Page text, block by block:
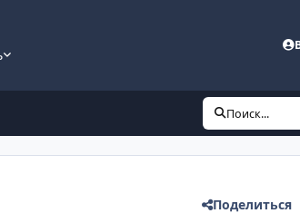
Поиск...
Поделиться